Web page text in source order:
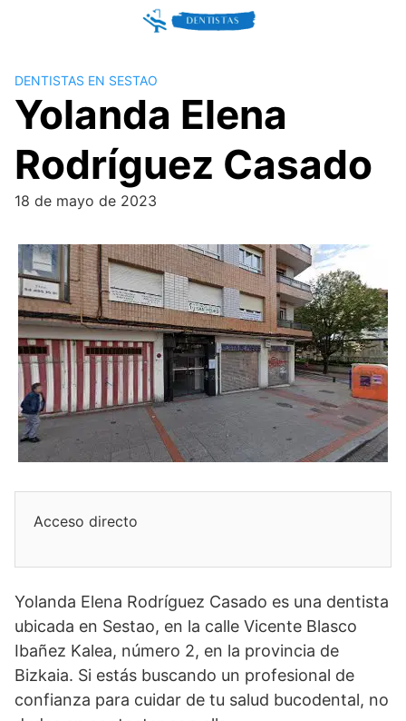
DENTISTAS EN SESTAO
Yolanda Elena
Rodríguez Casado
18 de mayo de 2023
Acceso directo
Yolanda Elena Rodríguez Casado es una dentista
ubicada en Sestao, en la calle Vicente Blasco
Ibañez Kalea, número 2, en la provincia de
Bizkaia. Si estás buscando un profesional de
confianza para cuidar de tu salud bucodental, no